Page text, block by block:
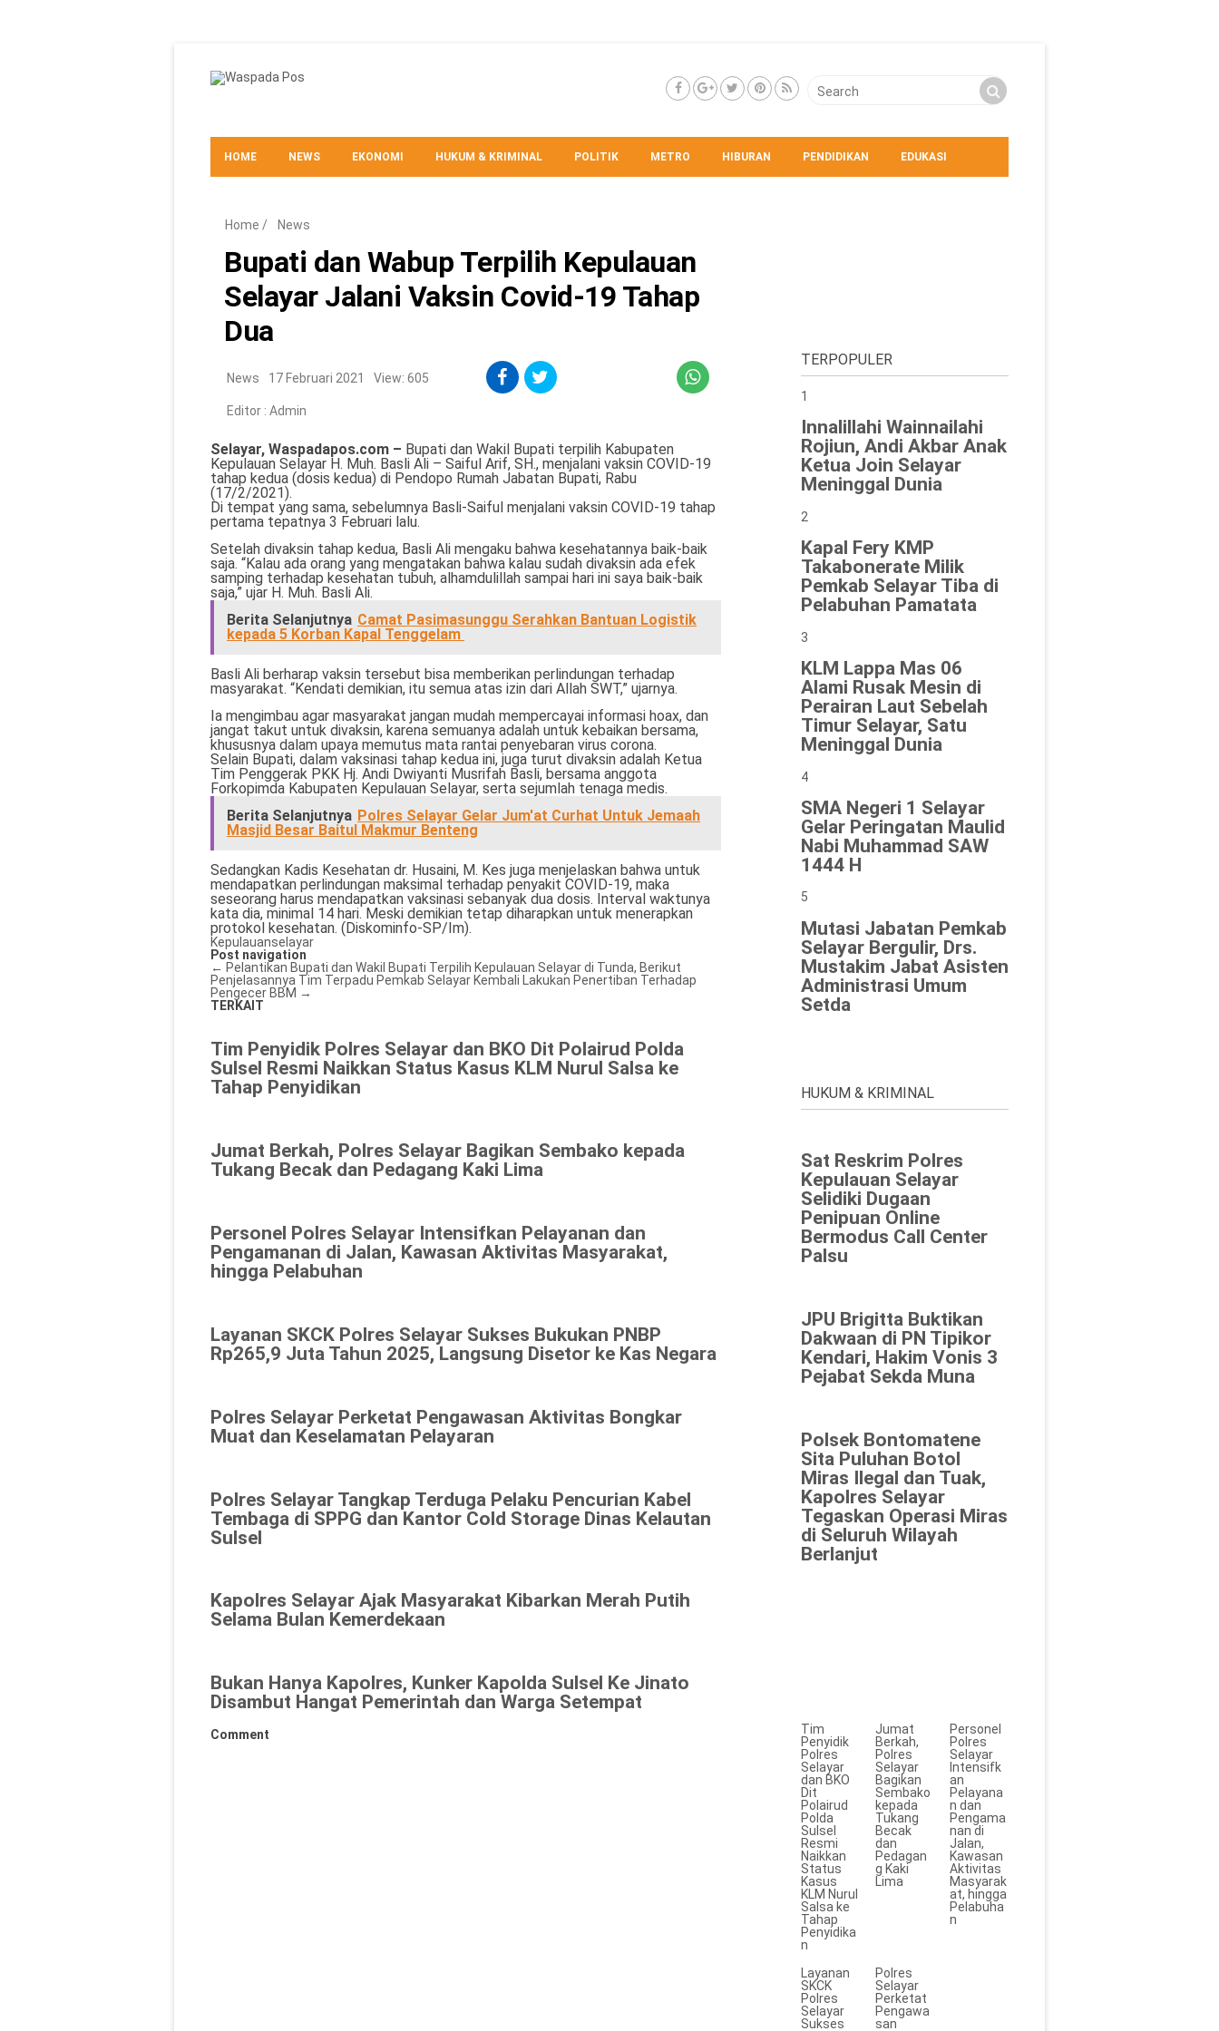
HOME NEWS EKONOMI HUKUM & KRIMINAL POLITIK METRO HIBURAN PENDIDIKAN EDUKASI
Home / News
Bupati dan Wabup Terpilih Kepulauan
Selayar Jalani Vaksin Covid-19 Tahap
Dua
News 17 Februari 2021 View: 605
Editor : Admin
Selayar, Waspadapos.com – Bupati dan Wakil Bupati terpilih Kabupaten
Kepulauan Selayar H. Muh. Basli Ali – Saiful Arif, SH., menjalani vaksin COVID-19
tahap kedua (dosis kedua) di Pendopo Rumah Jabatan Bupati, Rabu
(17/2/2021).
Di tempat yang sama, sebelumnya Basli-Saiful menjalani vaksin COVID-19 tahap
pertama tepatnya 3 Februari lalu.
Setelah divaksin tahap kedua, Basli Ali mengaku bahwa kesehatannya baik-baik
saja. “Kalau ada orang yang mengatakan bahwa kalau sudah divaksin ada efek
samping terhadap kesehatan tubuh, alhamdulillah sampai hari ini saya baik-baik
saja,” ujar H. Muh. Basli Ali.
Berita Selanjutnya Camat Pasimasunggu Serahkan Bantuan Logistik
kepada 5 Korban Kapal Tenggelam
Basli Ali berharap vaksin tersebut bisa memberikan perlindungan terhadap
masyarakat. “Kendati demikian, itu semua atas izin dari Allah SWT,” ujarnya.
Ia mengimbau agar masyarakat jangan mudah mempercayai informasi hoax, dan
jangat takut untuk divaksin, karena semuanya adalah untuk kebaikan bersama,
khususnya dalam upaya memutus mata rantai penyebaran virus corona.
Selain Bupati, dalam vaksinasi tahap kedua ini, juga turut divaksin adalah Ketua
Tim Penggerak PKK Hj. Andi Dwiyanti Musrifah Basli, bersama anggota
Forkopimda Kabupaten Kepulauan Selayar, serta sejumlah tenaga medis.
Berita Selanjutnya Polres Selayar Gelar Jum'at Curhat Untuk Jemaah
Masjid Besar Baitul Makmur Benteng
Sedangkan Kadis Kesehatan dr. Husaini, M. Kes juga menjelaskan bahwa untuk
mendapatkan perlindungan maksimal terhadap penyakit COVID-19, maka
seseorang harus mendapatkan vaksinasi sebanyak dua dosis. Interval waktunya
kata dia, minimal 14 hari. Meski demikian tetap diharapkan untuk menerapkan
protokol kesehatan. (Diskominfo-SP/Im).
Kepulauanselayar
Post navigation
← Pelantikan Bupati dan Wakil Bupati Terpilih Kepulauan Selayar di Tunda, Berikut
Penjelasannya Tim Terpadu Pemkab Selayar Kembali Lakukan Penertiban Terhadap
Pengecer BBM →
TERKAIT
Tim Penyidik Polres Selayar dan BKO Dit Polairud Polda
Sulsel Resmi Naikkan Status Kasus KLM Nurul Salsa ke
Tahap Penyidikan
Jumat Berkah, Polres Selayar Bagikan Sembako kepada
Tukang Becak dan Pedagang Kaki Lima
Personel Polres Selayar Intensifkan Pelayanan dan
Pengamanan di Jalan, Kawasan Aktivitas Masyarakat,
hingga Pelabuhan
Layanan SKCK Polres Selayar Sukses Bukukan PNBP
Rp265,9 Juta Tahun 2025, Langsung Disetor ke Kas Negara
Polres Selayar Perketat Pengawasan Aktivitas Bongkar
Muat dan Keselamatan Pelayaran
Polres Selayar Tangkap Terduga Pelaku Pencurian Kabel
Tembaga di SPPG dan Kantor Cold Storage Dinas Kelautan
Sulsel
Kapolres Selayar Ajak Masyarakat Kibarkan Merah Putih
Selama Bulan Kemerdekaan
Bukan Hanya Kapolres, Kunker Kapolda Sulsel Ke Jinato
Disambut Hangat Pemerintah dan Warga Setempat
Comment
TERPOPULER
1
Innalillahi Wainnailahi
Rojiun, Andi Akbar Anak
Ketua Join Selayar
Meninggal Dunia
2
Kapal Fery KMP
Takabonerate Milik
Pemkab Selayar Tiba di
Pelabuhan Pamatata
3
KLM Lappa Mas 06
Alami Rusak Mesin di
Perairan Laut Sebelah
Timur Selayar, Satu
Meninggal Dunia
4
SMA Negeri 1 Selayar
Gelar Peringatan Maulid
Nabi Muhammad SAW
1444 H
5
Mutasi Jabatan Pemkab
Selayar Bergulir, Drs.
Mustakim Jabat Asisten
Administrasi Umum
Setda
HUKUM & KRIMINAL
Sat Reskrim Polres
Kepulauan Selayar
Selidiki Dugaan
Penipuan Online
Bermodus Call Center
Palsu
JPU Brigitta Buktikan
Dakwaan di PN Tipikor
Kendari, Hakim Vonis 3
Pejabat Sekda Muna
Polsek Bontomatene
Sita Puluhan Botol
Miras Ilegal dan Tuak,
Kapolres Selayar
Tegaskan Operasi Miras
di Seluruh Wilayah
Berlanjut
Tim
Penyidik
Polres
Selayar
dan BKO
Dit
Polairud
Polda
Sulsel
Resmi
Naikkan
Status
Kasus
KLM Nurul
Salsa ke
Tahap
Penyidika
n
Jumat
Berkah,
Polres
Selayar
Bagikan
Sembako
kepada
Tukang
Becak
dan
Pedagan
g Kaki
Lima
Personel
Polres
Selayar
Intensifk
an
Pelayana
n dan
Pengama
nan di
Jalan,
Kawasan
Aktivitas
Masyarak
at, hingga
Pelabuha
n
Layanan
SKCK
Polres
Selayar
Sukses
Polres
Selayar
Perketat
Pengawa
san